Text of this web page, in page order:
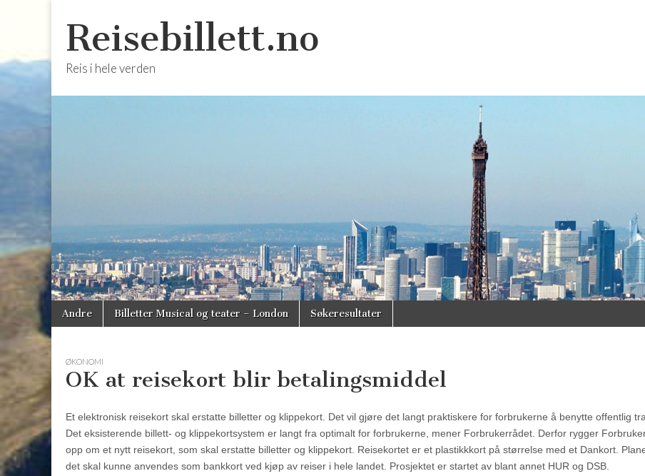
Reisebillett.no
Reis i hele verden
Main
menu
Skip
content
Andre Billetter Musical og teater – London Søkeresultater
ØKONOMI
OK at reisekort blir betalingsmiddel
Et elektronisk reisekort skal erstatte billetter og klippekort. Det vil gjøre det langt praktiskere for forbrukerne å benytte offentlig
Det eksisterende billett- og klippekortsystem er langt fra optimalt for forbrukerne, mener Forbrukerrådet. Derfor rygger
opp om et nytt reisekort, som skal erstatte billetter og klippekort. Reisekortet er et plastikkkort på størrelse med et Dankort.
det skal kunne anvendes som bankkort ved kjøp av reiser i hele landet. Prosjektet er startet av blant annet HUR og DSB.